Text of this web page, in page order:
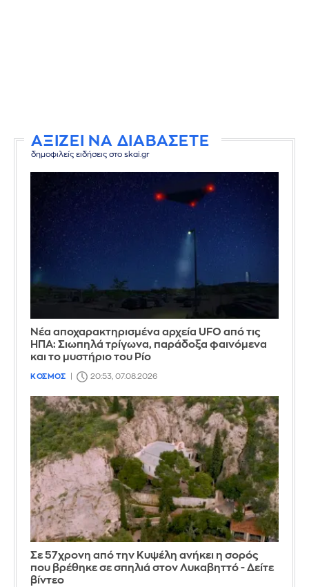
ΑΞΙΖΕΙ ΝΑ ΔΙΑΒΑΣΕΤΕ
δημοφιλείς ειδήσεις στο skai.gr
Νέα αποχαρακτηρισμένα αρχεία UFO από τις
ΗΠΑ: Σιωπηλά τρίγωνα, παράδοξα φαινόμενα
και το μυστήριο του Ρίο
ΚΟΣΜΟΣ 20:53, 07.08.2026
Σε 57χρονη από την Κυψέλη ανήκει η σορός
που βρέθηκε σε σπηλιά στον Λυκαβηττό - Δείτε
βίντεο